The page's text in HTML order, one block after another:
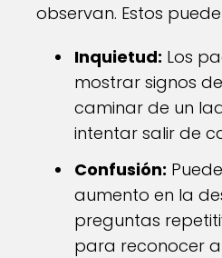
observan. Estos
Inquietud: Los
mostrar signos
caminar de un
intentar salir de
Confusión:
aumento en la
preguntas
para reconocer